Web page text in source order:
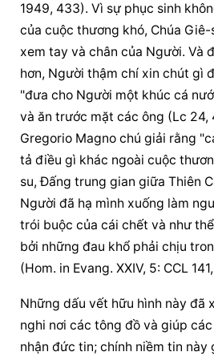
1949, 433). Vì sự phục sinh
của cuộc thương khó, Chúa
xem tay và chân của Người. Và
hơn, Người thậm chí xin chút gì
"đưa cho Người một khúc cá
và ăn trước mặt các ông (Lc
Gregorio Magno chú giải rằng
tả điều gì khác ngoài cuộc
su, Đấng trung gian giữa Thiên
Người đã hạ mình xuống làm
trói buộc của cái chết và như
bởi những đau khổ phải chịu
(Hom. in Evang. XXIV, 5: CCL
Những dấu vết hữu hình này đã
nghi nơi các tông đồ và giúp
nhận đức tin; chính niềm tin này